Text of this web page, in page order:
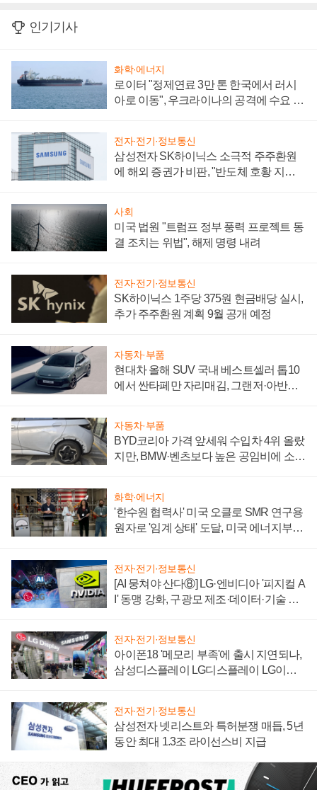
인기기사
화학·에너지
로이터 "정제연료 3만 톤 한국에서 러시
아로 이동", 우크라이나의 공격에 수요 늘
전자·전기·정보통신
삼성전자 SK하이닉스 소극적 주주환원
에 해외 증권가 비판, "반도체 호황 지속
사회
미국 법원 "트럼프 정부 풍력 프로젝트 동
결 조치는 위법", 해제 명령 내려
전자·전기·정보통신
SK하이닉스 1주당 375원 현금배당 실시,
추가 주주환원 계획 9월 공개 예정
자동차·부품
현대차 올해 SUV 국내 베스트셀러 톱10
에서 싼타페만 자리매김, 그랜저·아반떼
자동차·부품
BYD코리아 가격 앞세워 수입차 4위 올랐
지만, BMW·벤츠보다 높은 공임비에 소비
화학·에너지
'한수원 협력사' 미국 오클로 SMR 연구용
원자로 '임계 상태' 도달, 미국 에너지부
전자·전기·정보통신
[AI 뭉쳐야 산다⑧] LG·엔비디아 '피지컬 A
I' 동맹 강화, 구광모 제조·데이터·기술 결
전자·전기·정보통신
아이폰18 '메모리 부족'에 출시 지연되나,
삼성디스플레이 LG디스플레이 LG이노
전자·전기·정보통신
삼성전자 넷리스트와 특허분쟁 매듭, 5년
동안 최대 1.3조 라이선스비 지급